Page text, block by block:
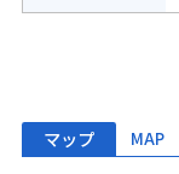
マップ MAP